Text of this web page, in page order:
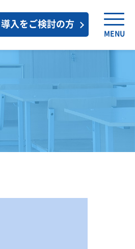
導入をご検討の方
MENU